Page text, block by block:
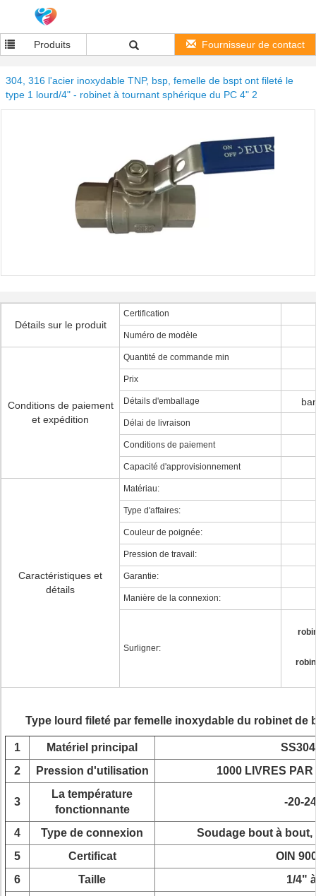
Produits Fournisseur de contact
304, 316 l'acier inoxydable TNP, bsp, femelle de bspt ont fileté le
type 1 lourd/4" - robinet à tournant sphérique du PC 4" 2
Détails sur le produit
Certification
Numéro de modèle
Conditions de paiement
et expédition
Quantité de commande min
Prix
Détails d'emballage
Délai de livraison
Conditions de paiement
Capacité d'approvisionnement
Caractéristiques et
détails
Matériau:
Type d'affaires:
Couleur de poignée:
Pression de travail:
Garantie:
Manière de la connexion:
Surligner:
Type lourd fileté par femelle inoxydable du robinet de
1 Matériel principal
2
Pression d'utilisation 1000 LIVRES
3
La température
fonctionnante
-20-
4 Type de connexion
Soudage bout à
5
Certificat
OIN
6
Taille
1/4"